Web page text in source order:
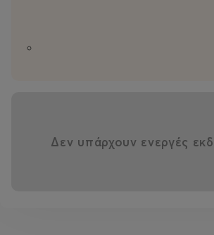
Δεν υπάρχουν ενεργές